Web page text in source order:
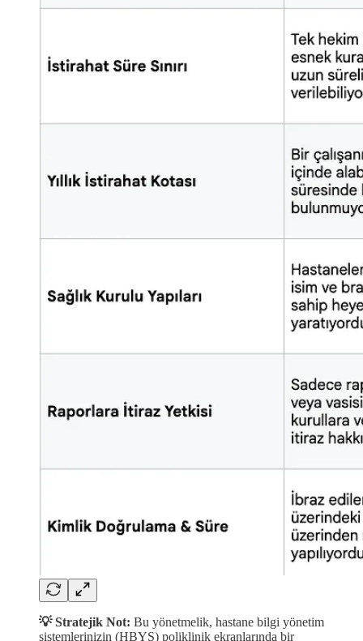
💡 Stratejik Not: Bu yönetmelik, hastane bilgi yönetim
sistemlerinizin (HBYS) poliklinik ekranlarında bir